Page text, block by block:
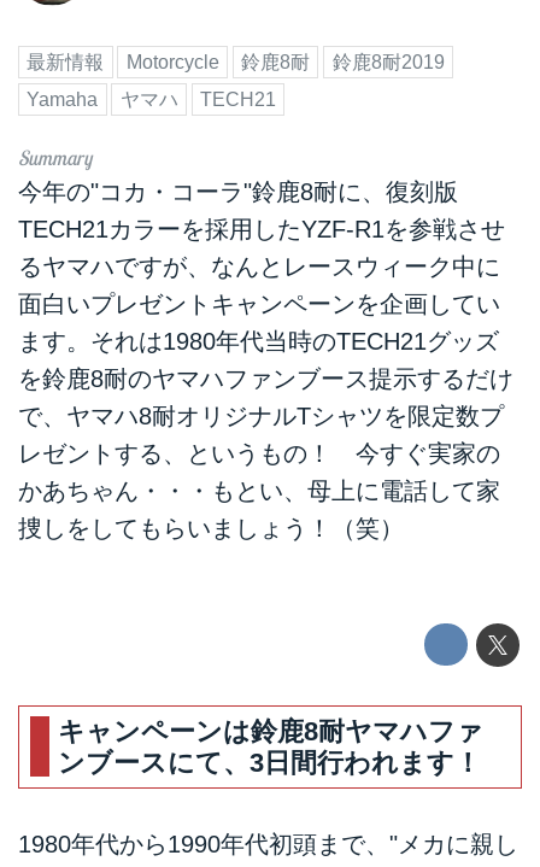
最新情報 Motorcycle 鈴鹿8耐
鈴鹿8耐2019
Yamaha
ヤマハ TECH21
今年の"コカ・コーラ"鈴鹿8耐に、復刻版
TECH21カラーを採用したYZF-R1を参戦させ
るヤマハですが、なんとレースウィーク中に
面白いプレゼントキャンペーンを企画してい
ます。それは1980年代当時のTECH21グッズ
を鈴鹿8耐のヤマハファンブース提示するだけ
で、ヤマハ8耐オリジナルTシャツを限定数プ
レゼントする、というもの！ 今すぐ実家の
かあちゃん・・・もとい、母上に電話して家
捜しをしてもらいましょう！（笑）
キャンペーンは鈴鹿8耐ヤマハファ
ンブースにて、3日間行われます！
1980年代から1990年代初頭まで、"メカに親し